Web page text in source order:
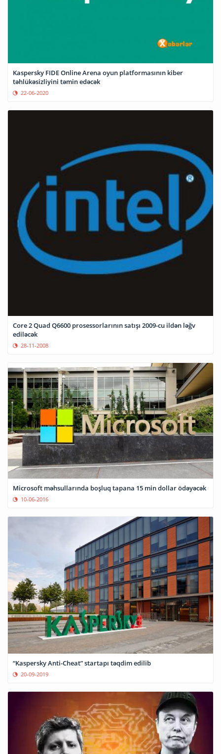
Kaspersky FIDE Online Arena oyun platformasının kiber
təhlükəsizliyini təmin edəcək
22-06-2020
Core 2 Quad Q6600 prosessorlarının satışı 2009-cu ildən ləğv
ediləcək
28-11-2008
Microsoft məhsullarında boşluq tapana 15 min dollar ödəyəcək
10-06-2016
“Kaspersky Anti-Cheat” startapı təqdim edilib
20-09-2019